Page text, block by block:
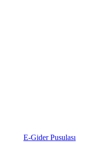
E-Gider Pusulası